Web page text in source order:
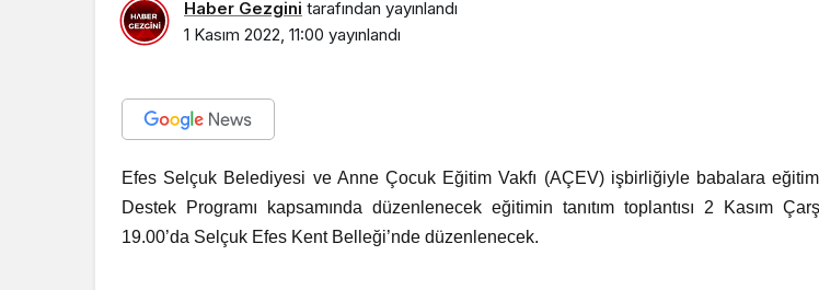
Haber Gezgini tarafından yayınlandı
1 Kasım 2022, 11:00 yayınlandı
Efes Selçuk Belediyesi ve Anne Çocuk Eğitim Vakfı (AÇEV) işbirliğiyle babalara
Destek Programı kapsamında düzenlenecek eğitimin tanıtım toplantısı 2 Kasım
19.00’da Selçuk Efes Kent Belleği’nde düzenlenecek.